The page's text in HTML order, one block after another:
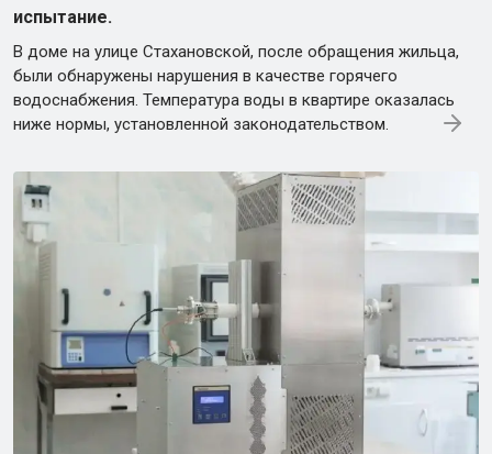
испытание.
В доме на улице Стахановской, после обращения жильца,
были обнаружены нарушения в качестве горячего
водоснабжения. Температура воды в квартире оказалась
ниже нормы, установленной законодательством.